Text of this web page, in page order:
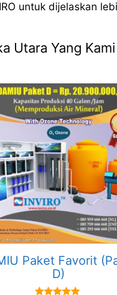
untuk dijelaskan
Utara Yang Kami
Paket Favorit
D)